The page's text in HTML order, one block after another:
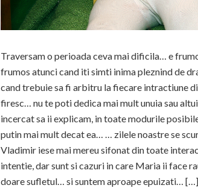
Traversam o perioada ceva mai dificila… e
frumos atunci cand iti simti inima pleznind de
cand trebuie sa fi arbitru la fiecare intractiune
firesc… nu te poti dedica mai mult unuia sau
incercat sa ii explicam, in toate modurile
putin mai mult decat ea… … zilele noastre se
Vladimir iese mai mereu sifonat din toate
intentie, dar sunt si cazuri in care Maria ii face
doare sufletul… si suntem aproape epuizati… […]